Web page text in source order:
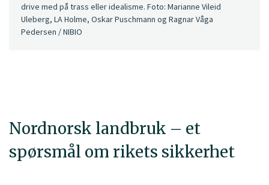
Nordnorsk landbruk – et
spørsmål om rikets sikkerhet
drive med på trass eller idealisme. Foto: Marianne Vileid
Uleberg, LA Holme, Oskar Puschmann og Ragnar Våga
Pedersen / NIBIO